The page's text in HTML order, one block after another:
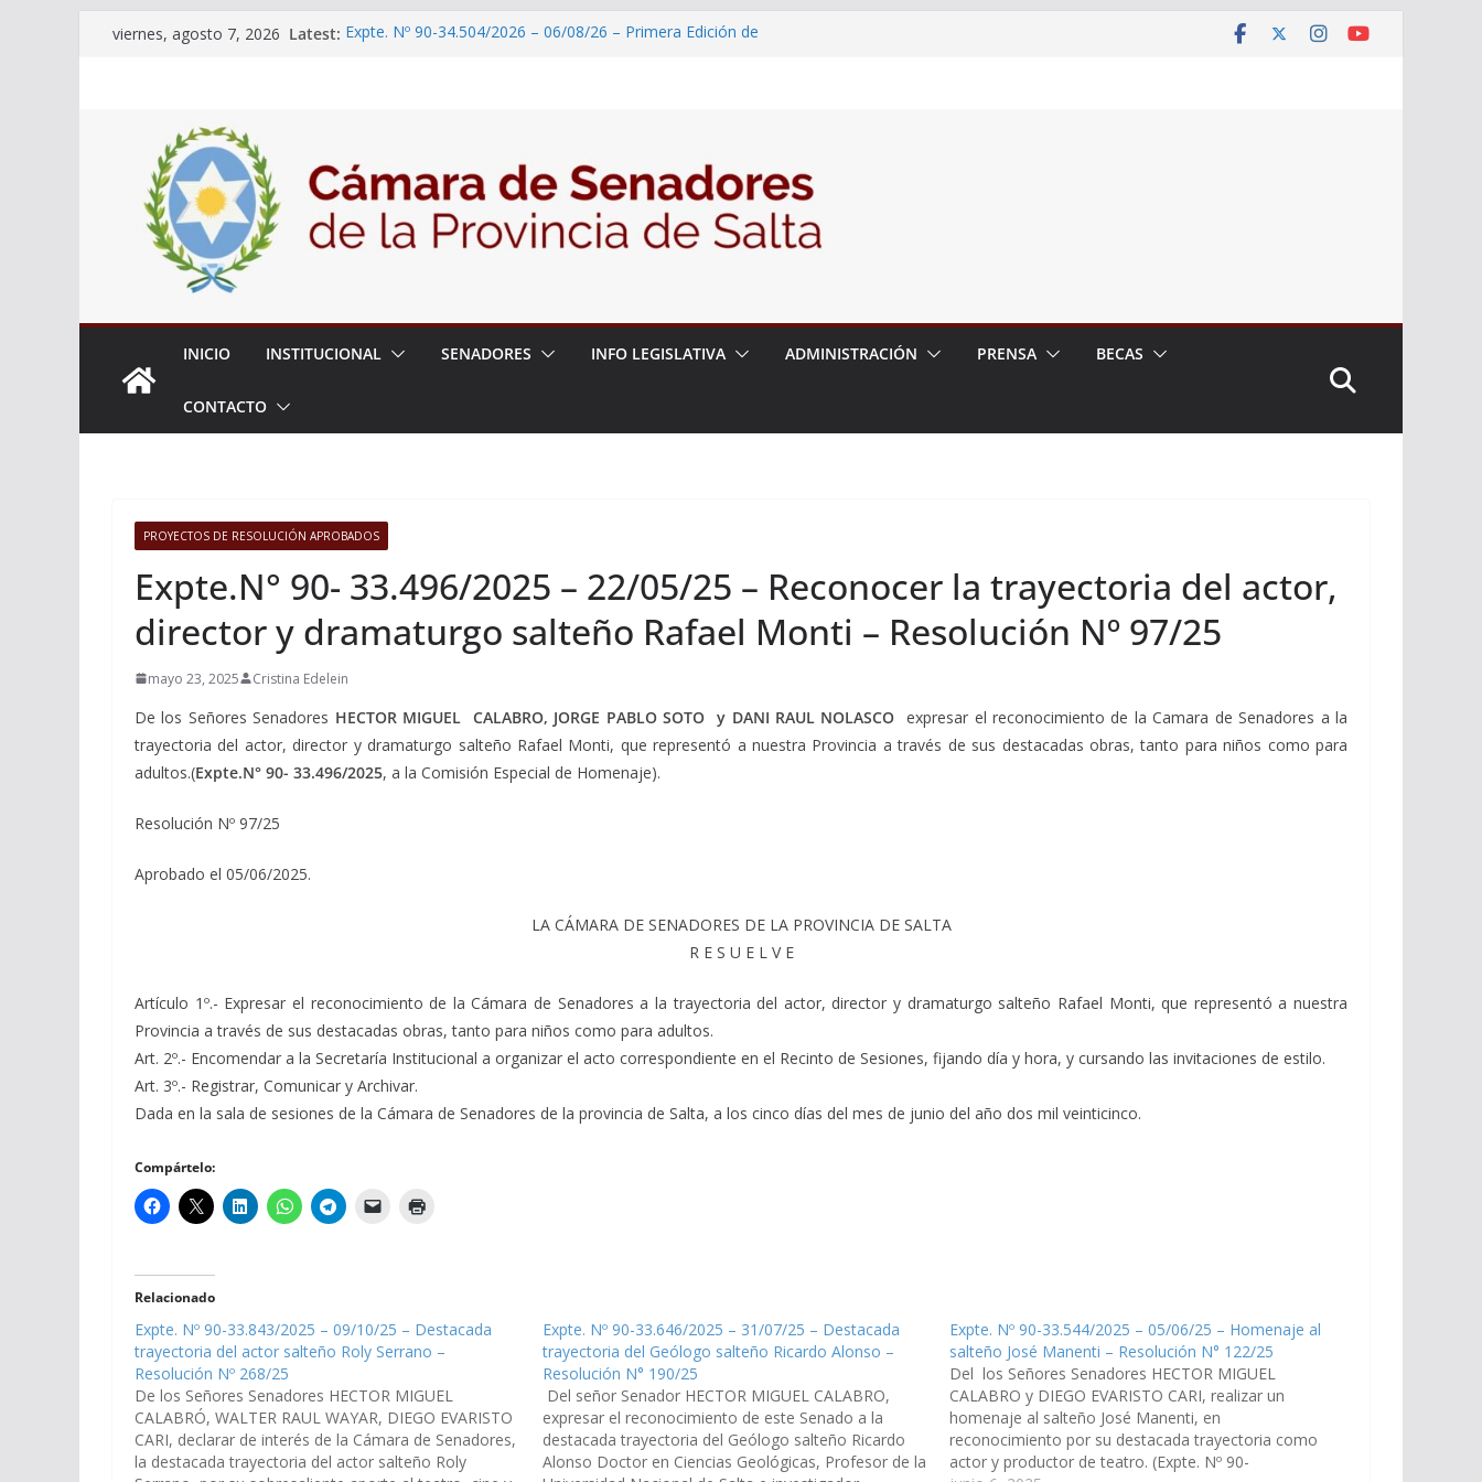
Skipviernes, agosto 7, 2026 Latest: Expte. Nº 90-34.504/2026 – 06/08/26 – Primera Edición de
Roque
Expte. Nº 90-34.516/2026 – 06/08/26 – Créase el Ente Salteño
de Protección y Control Vegetal
18° Sesión Ordinaria – 6 de agosto
INICIO INSTITUCIONAL SENADORES INFO LEGISLATIVA ADMINISTRACIÓN PRENSA BECAS
CONTACTO
PROYECTOS DE RESOLUCIÓN APROBADOS
Expte.N° 90- 33.496/2025 – 22/05/25 – Reconocer la trayectoria del actor,
director y dramaturgo salteño Rafael Monti – Resolución Nº 97/25
mayo 23, 2025 Cristina Edelein
De los Señores Senadores HECTOR MIGUEL CALABRO, JORGE PABLO SOTO y DANI RAUL NOLASCO expresar el reconocimiento de la Camara de Senadores a la
trayectoria del actor, director y dramaturgo salteño Rafael Monti, que representó a nuestra Provincia a través de sus destacadas obras, tanto para niños como para
adultos.(Expte.N° 90- 33.496/2025, a la Comisión Especial de Homenaje).
Resolución Nº 97/25
Aprobado el 05/06/2025.
LA CÁMARA DE SENADORES DE LA PROVINCIA DE SALTA
R E S U E L V E
Artículo 1º.- Expresar el reconocimiento de la Cámara de Senadores a la trayectoria del actor, director y dramaturgo salteño Rafael Monti, que representó a nuestra
Provincia a través de sus destacadas obras, tanto para niños como para adultos.
Art. 2º.- Encomendar a la Secretaría Institucional a organizar el acto correspondiente en el Recinto de Sesiones, fijando día y hora, y cursando las invitaciones de estilo.
Art. 3º.- Registrar, Comunicar y Archivar.
Dada en la sala de sesiones de la Cámara de Senadores de la provincia de Salta, a los cinco días del mes de junio del año dos mil veinticinco.
Compártelo:
Relacionado
Expte. Nº 90-33.843/2025 – 09/10/25 – Destacada
trayectoria del actor salteño Roly Serrano –
Resolución Nº 268/25
De los Señores Senadores HECTOR MIGUEL
CALABRÓ, WALTER RAUL WAYAR, DIEGO EVARISTO
CARI, declarar de interés de la Cámara de Senadores,
la destacada trayectoria del actor salteño Roly
Expte. Nº 90-33.646/2025 – 31/07/25 – Destacada
trayectoria del Geólogo salteño Ricardo Alonso –
Resolución N° 190/25
Del señor Senador HECTOR MIGUEL CALABRO,
expresar el reconocimiento de este Senado a la
destacada trayectoria del Geólogo salteño Ricardo
Alonso Doctor en Ciencias Geológicas, Profesor de la
Expte. Nº 90-33.544/2025 – 05/06/25 – Homenaje al
salteño José Manenti – Resolución N° 122/25
Del los Señores Senadores HECTOR MIGUEL
CALABRO y DIEGO EVARISTO CARI, realizar un
homenaje al salteño José Manenti, en
reconocimiento por su destacada trayectoria como
actor y productor de teatro. (Expte. Nº 90-